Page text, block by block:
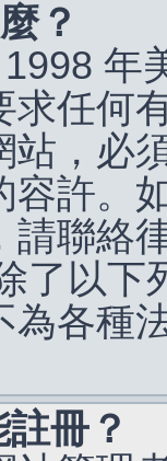
？
年
求任何
站，必
容許。
請聯絡
了以下
為各種
冊？